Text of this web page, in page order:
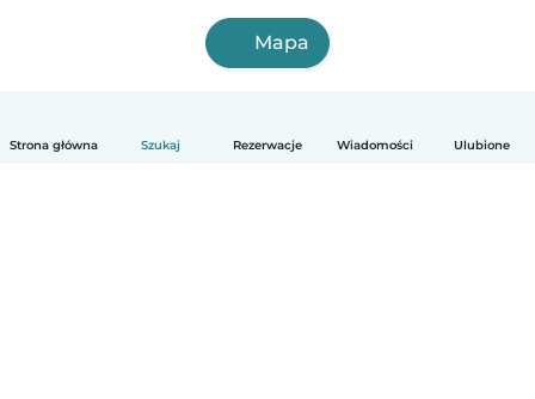
Strona główna Szukaj Rezerwacje Wiadomości Ulubione
Mapa